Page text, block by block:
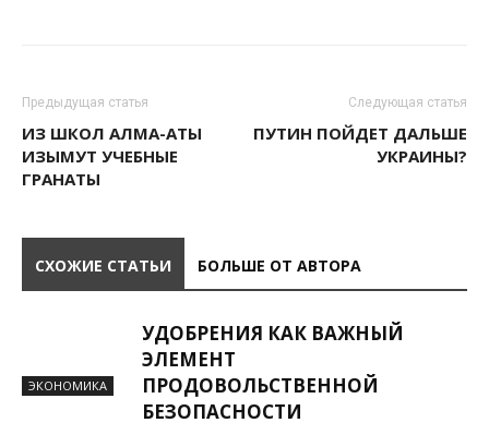
Предыдущая статья
ИЗ ШКОЛ АЛМА-АТЫ
ИЗЫМУТ УЧЕБНЫЕ
ГРАНАТЫ
Следующая статья
ПУТИН ПОЙДЕТ ДАЛЬШЕ
УКРАИНЫ?
СХОЖИЕ СТАТЬИ БОЛЬШЕ ОТ АВТОРА
ЭКОНОМИКА
УДОБРЕНИЯ КАК ВАЖНЫЙ
ЭЛЕМЕНТ
ПРОДОВОЛЬСТВЕННОЙ
БЕЗОПАСНОСТИ